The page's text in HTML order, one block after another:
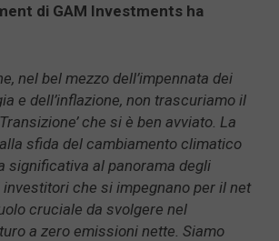
di GAM Investments ha
nel bel mezzo dell’impennata dei
e dell’inflazione, non trascuriamo il
che si è ben avviato. La
sfida del cambiamento climatico
significativa al panorama degli
che si impegnano per il net
cruciale da svolgere nel
a zero emissioni nette. Siamo